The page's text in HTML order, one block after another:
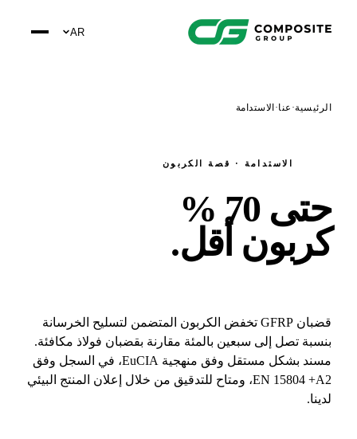
·عنا·الاستدامة
الاستدامة · قصة الكربون
70 %
أقل.
قضبان GFRP تخفض الكربون المتضمن لتسليح الخرسانة
تصل إلى سبعين بالمئة مقارنة بقضبان فولاذ مكافئة.
مسند بشكل مستقل وفق منهجية EuCIA، في السجل وفق
EN 15804 +A2، ومتاح للتدقيق من خلال إعلان المنتج البيئي